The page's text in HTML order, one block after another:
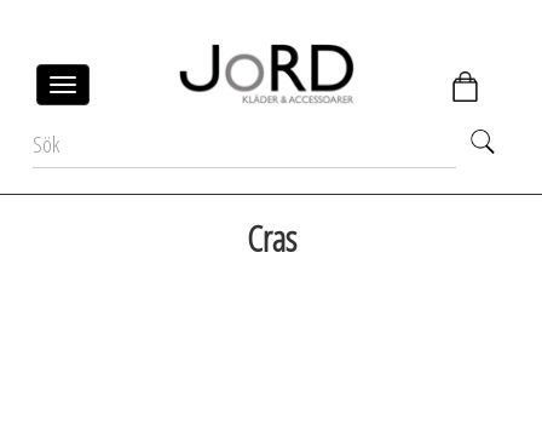
Toggle
Cras